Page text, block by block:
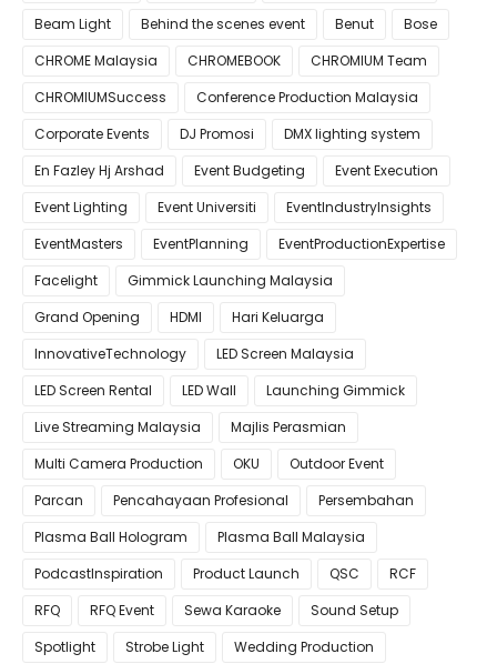
Beam Light
Behind the scenes event Benut
Bose
CHROME Malaysia
CHROMEBOOK
CHROMIUM Team
CHROMIUMSuccess
Conference Production Malaysia
Corporate Events
DJ Promosi
DMX lighting system
En Fazley Hj Arshad
Event Budgeting
Event Execution
Event Lighting
Event Universiti
EventIndustryInsights
EventMasters
EventPlanning
EventProductionExpertise
Facelight
Gimmick Launching Malaysia
Grand Opening
HDMI
Hari Keluarga
InnovativeTechnology
LED Screen Malaysia
LED Screen Rental
LED Wall
Launching Gimmick
Live Streaming Malaysia
Majlis Perasmian
Multi Camera Production
OKU
Outdoor Event
Parcan
Pencahayaan Profesional
Persembahan
Plasma Ball Hologram
Plasma Ball Malaysia
PodcastInspiration
Product Launch QSC
RCF
RFQ
RFQ Event Sewa Karaoke
Sound Setup
Spotlight
Strobe Light Wedding Production